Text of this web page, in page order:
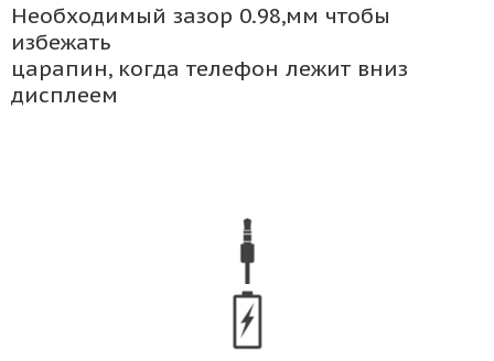
Необходимый зазор 0.98,мм чтобы
избежать
царапин, когда телефон лежит вниз
дисплеем